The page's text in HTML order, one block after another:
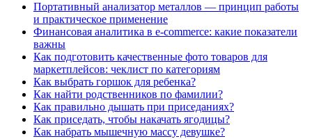
Портативный анализатор металлов — принцип работы
и практическое применение
Финансовая аналитика в e-commerce: какие показатели
важны
Как подготовить качественные фото товаров для
маркетплейсов: чеклист по категориям
Как выбрать горшок для ребенка?
Как найти родственников по фамилии?
Как правильно дышать при приседаниях?
Как приседать, чтобы накачать ягодицы?
Как набрать мышечную массу девушке?